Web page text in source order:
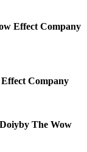
Effect Company
Company
Doiyby The Wow